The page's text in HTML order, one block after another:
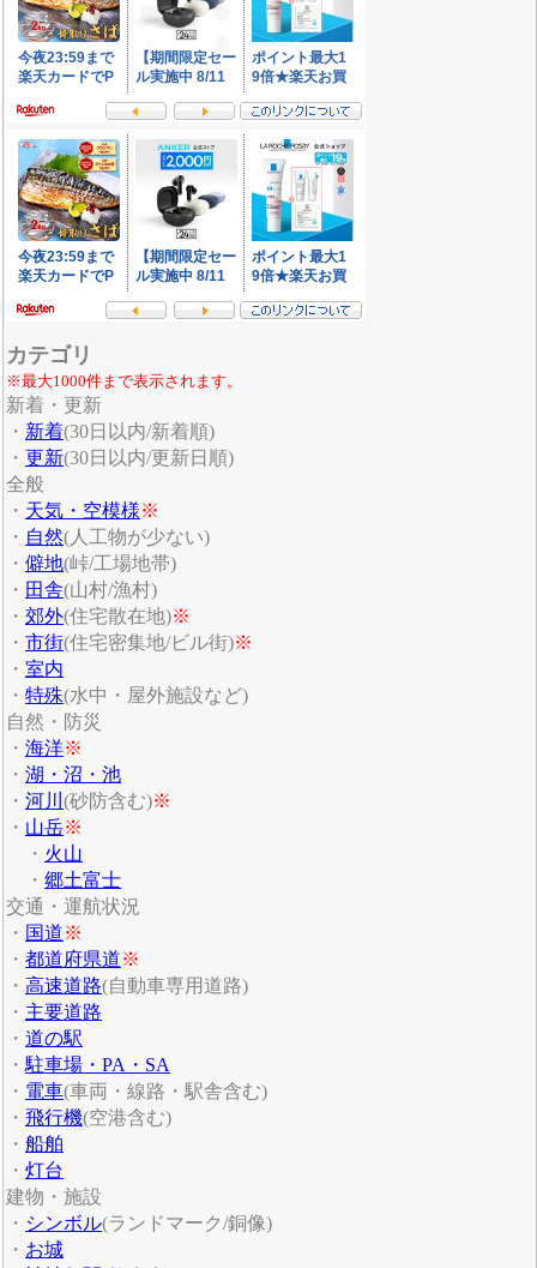
カテゴリ
※最大1000件まで表示されます。
新着・更新
・ 新着(30日以内/新着順)
・ 更新(30日以内/更新日順)
全般
・ 天気・空模様※
・ 自然(人工物が少ない)
・ 僻地(峠/工場地帯)
・ 田舎(山村/漁村)
・ 郊外(住宅散在地)※
・ 市街(住宅密集地/ビル街)※
・ 室内
・ 特殊(水中・屋外施設など)
自然・防災
・ 海洋※
・ 湖・沼・池
・ 河川 (砂防含む)※
・ 山岳※
・ 火山
・ 郷土富士
交通・運航状況
・ 国道※
・ 都道府県道※
・ 高速道路(自動車専用道路)
・ 主要道路
・ 道の駅
・ 駐車場・PA・SA
・ 電車(車両・線路・駅舎含む)
・ 飛行機(空港含む)
・ 船舶
・ 灯台
建物・施設
・ シンボル(ランドマーク/銅像)
・ お城